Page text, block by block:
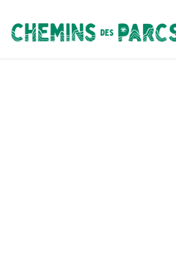
Chemins des Parcs